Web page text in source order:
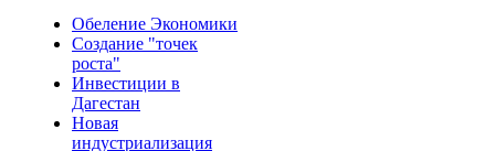
Обеление Экономики
Создание "точек
роста"
Инвестиции в
Дагестан
Новая
индустриализация